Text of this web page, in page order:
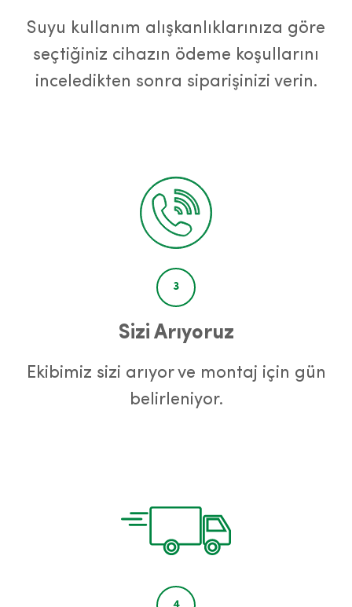
Suyu kullanım alışkanlıklarınıza göre
seçtiğiniz cihazın ödeme koşullarını
inceledikten sonra siparişinizi verin.
3
Sizi Arıyoruz
Ekibimiz sizi arıyor ve montaj için gün
belirleniyor.